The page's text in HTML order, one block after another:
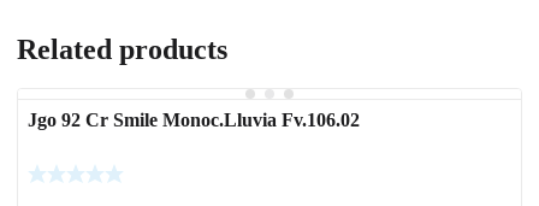
Related products
Jgo 92 Cr Smile Monoc.Lluvia Fv.106.02